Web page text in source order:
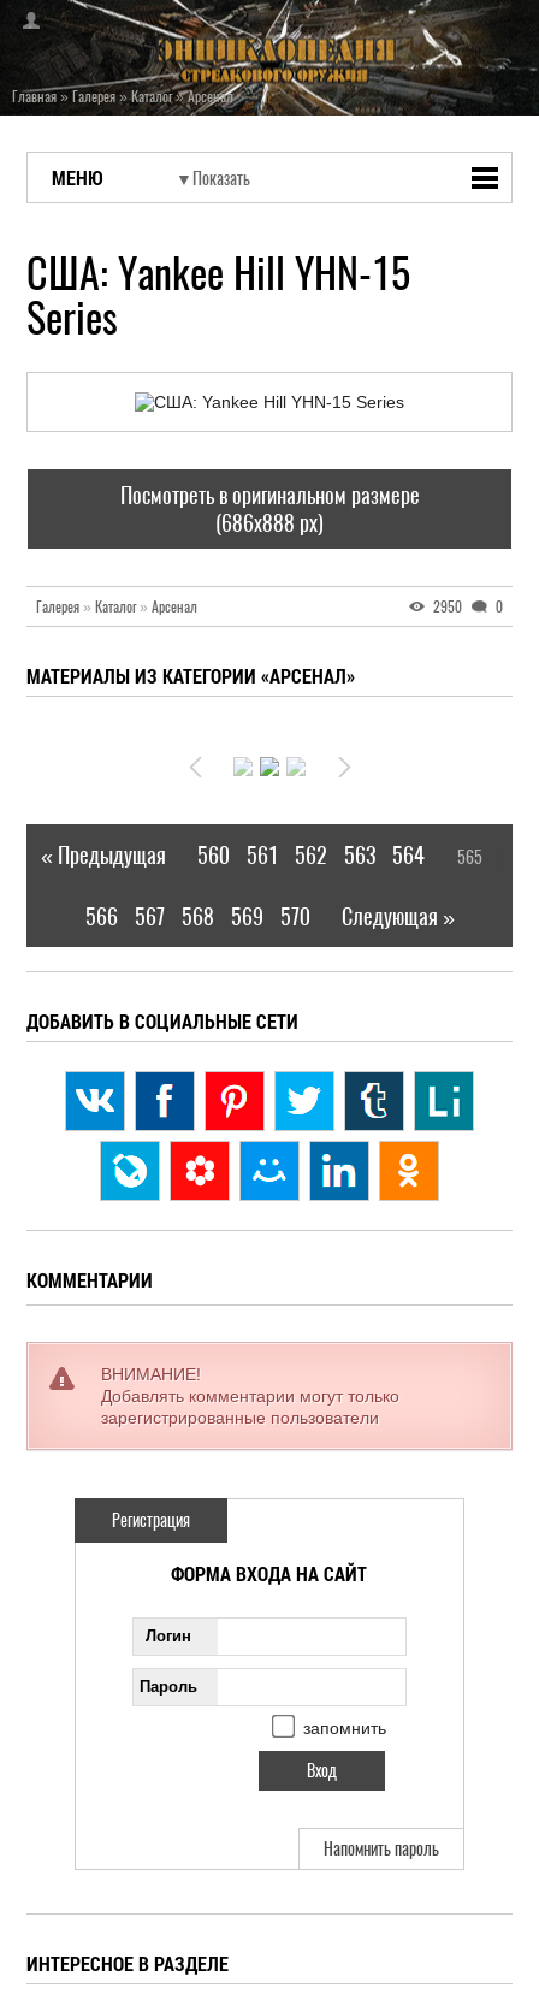
Главная»Галерея»Каталог»Арсенал
МЕНЮ
США: Yankee Hill YHN-15
Series
Посмотреть в оригинальном размере
(686x888 px)
Галерея » Каталог» Арсенал 2950 0
МАТЕРИАЛЫ ИЗ КАТЕГОРИИ «АРСЕНАЛ»
« Предыдущая 560 561 562 563 564 565
566 567 568 569 570 Следующая »
ДОБАВИТЬ В СОЦИАЛЬНЫЕ СЕТИ
КОММЕНТАРИИ
ВНИМАНИЕ!
Добавлять комментарии могут только
зарегистрированные пользователи
Регистрация
ФОРМА ВХОДА НА САЙТ
Логин
Пароль
запомнить
Напомнить пароль
ИНТЕРЕСНОЕ В РАЗДЕЛЕ